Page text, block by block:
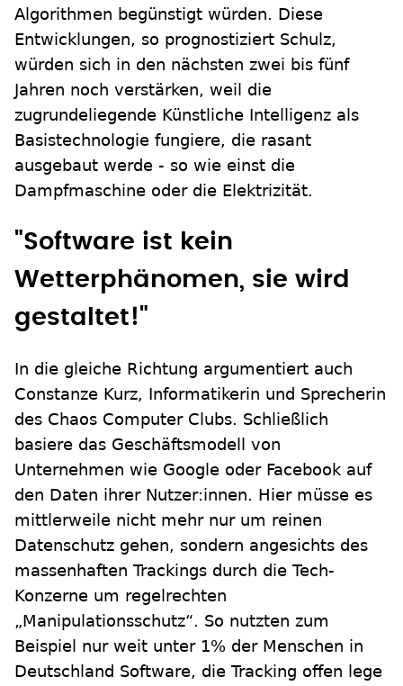
Algorithmen begünstigt würden. Diese
Entwicklungen, so prognostiziert Schulz,
würden sich in den nächsten zwei bis fünf
Jahren noch verstärken, weil die
zugrundeliegende Künstliche Intelligenz als
Basistechnologie fungiere, die rasant
ausgebaut werde - so wie einst die
Dampfmaschine oder die Elektrizität.
"Software ist kein
Wetterphänomen, sie wird
gestaltet!"
In die gleiche Richtung argumentiert auch
Constanze Kurz, Informatikerin und Sprecherin
des Chaos Computer Clubs. Schließlich
basiere das Geschäftsmodell von
Unternehmen wie Google oder Facebook auf
den Daten ihrer Nutzer:innen. Hier müsse es
mittlerweile nicht mehr nur um reinen
Datenschutz gehen, sondern angesichts des
massenhaften Trackings durch die Tech-
Konzerne um regelrechten
„Manipulationsschutz“. So nutzten zum
Beispiel nur weit unter 1% der Menschen in
Deutschland Software, die Tracking offen lege